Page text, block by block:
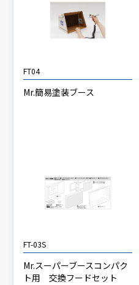
FT04
Mr.簡易塗装ブース
FT-03S
Mr.スーパーブースコンパク
ト用 交換フードセット